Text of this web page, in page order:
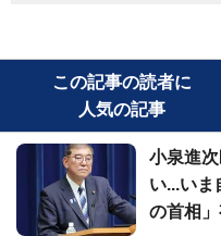
この記事の読者に
人気の記事
小泉進
い...いま
の首相